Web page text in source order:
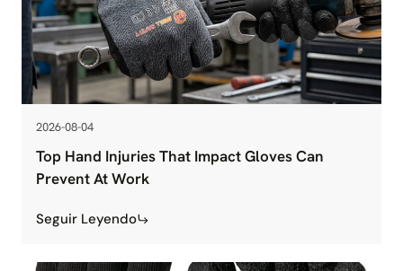
2026-08-04
Top Hand Injuries That Impact Gloves Can
Prevent At Work
Seguir Leyendo